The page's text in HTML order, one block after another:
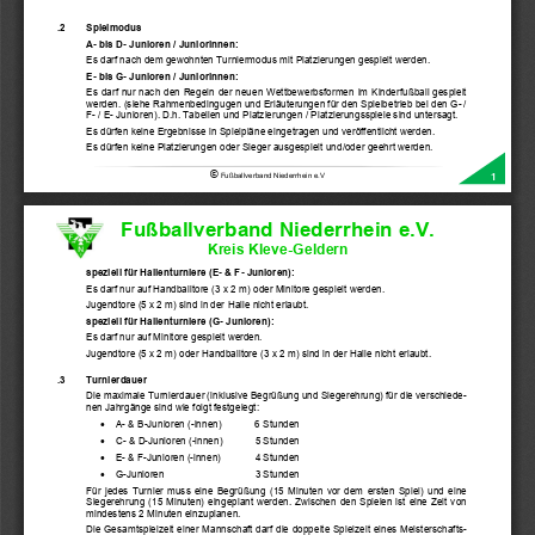
© Fußballverband Niederrhein e.V 1
.2    Spielmodus
A- bis D- Junioren / Juniorinnen:
Es darf nach dem gewohnten Turniermodus mit Platzierungen gespielt werden.
E- bis G- Junioren / Juniorinnen:
Es darf nur nach den Regeln der neuen Wettbewerbsformen im Kinderfußball gespielt
werden. (siehe Rahmenbedingugen und Erläuterungen für den Spielbetrieb bei den G- /
F- / E- Junioren). D.h. Tabellen und Platzierungen / Platzierungsspiele sind untersagt.
Es dürfen keine Ergebnisse in Spielpläne eingetragen und veröffentlicht werden.
Es dürfen keine Platzierungen oder Sieger ausgespielt und/oder geehrt werden.
Fußballverband Niederrhein e.V.
Kreis Kleve-Geldern
speziell für Hallenturniere (E- & F- Junioren):
Es darf nur auf Handballtore (3 x 2 m) oder Minitore gespielt werden.
Jugendtore (5 x 2 m) sind in der Halle nicht erlaubt.
speziell für Hallenturniere (G- Junioren):
Es darf nur auf Minitore gespielt werden.
Jugendtore (5 x 2 m) oder Handballtore (3 x 2 m) sind in der Halle nicht erlaubt.
.3    Turnierdauer
Die maximale Turnierdauer (inklusive Begrüßung und Siegerehrung) für die verschiede-
nen Jahrgänge sind wie folgt festgelegt:

  A- & B-Junioren (-innen)      6 Stunden

  C- & D-Junioren (-innen)
5 Stunden

  E- & F-Junioren (-innen)
4 Stunden

  G-Junioren
3 Stunden
Für jedes Turnier muss eine Begrüßung (15 Minuten vor dem ersten Spiel) und eine
Siegerehrung (15 Minuten) eingeplant werden. Zwischen den Spielen ist eine Zeit von
mindestens 2 Minuten einzuplanen.
Die Gesamtspielzeit einer Mannschaft darf die doppelte Spielzeit eines Meisterschafts-